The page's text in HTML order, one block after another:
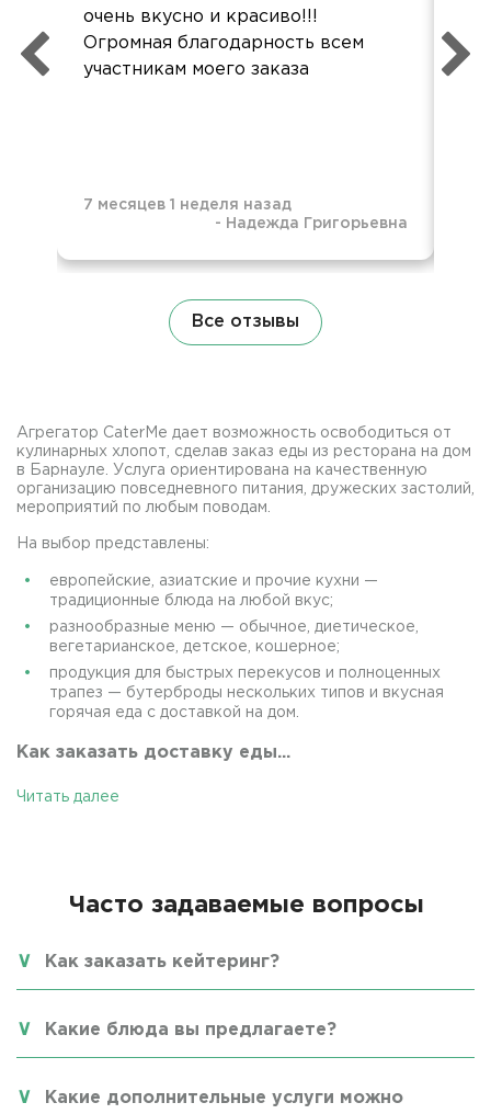
очень вкусно и красиво!!!
Огромная благодарность всем
участникам моего заказа
7 месяцев 1 неделя назад
- Надежда Григорьевна
Все отзывы
Агрегатор CaterMe дает возможность освободиться от
кулинарных хлопот, сделав заказ еды из ресторана на дом
в Барнауле. Услуга ориентирована на качественную
организацию повседневного питания, дружеских застолий,
мероприятий по любым поводам.
На выбор представлены:
европейские, азиатские и прочие кухни —
традиционные блюда на любой вкус;
разнообразные меню — обычное, диетическое,
вегетарианское, детское, кошерное;
продукция для быстрых перекусов и полноценных
трапез — бутерброды нескольких типов и вкусная
горячая еда с доставкой на дом.
Как заказать доставку еды...
Читать далее
Часто задаваемые вопросы
Как заказать кейтеринг?
Какие блюда вы предлагаете?
Какие дополнительные услуги можно